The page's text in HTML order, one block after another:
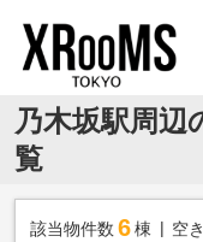
乃木坂駅周辺
覧
該当物件数 6棟 空